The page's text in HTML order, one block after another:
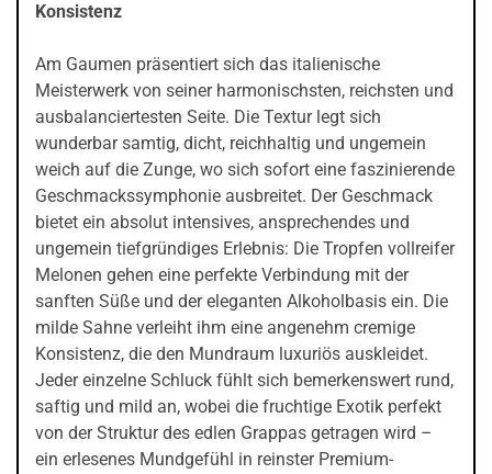
Konsistenz
Am Gaumen präsentiert sich das italienische
Meisterwerk von seiner harmonischsten, reichsten und
ausbalanciertesten Seite. Die Textur legt sich
wunderbar samtig, dicht, reichhaltig und ungemein
weich auf die Zunge, wo sich sofort eine faszinierende
Geschmackssymphonie ausbreitet. Der Geschmack
bietet ein absolut intensives, ansprechendes und
ungemein tiefgründiges Erlebnis: Die Tropfen vollreifer
Melonen gehen eine perfekte Verbindung mit der
sanften Süße und der eleganten Alkoholbasis ein. Die
milde Sahne verleiht ihm eine angenehm cremige
Konsistenz, die den Mundraum luxuriös auskleidet.
Jeder einzelne Schluck fühlt sich bemerkenswert rund,
saftig und mild an, wobei die fruchtige Exotik perfekt
von der Struktur des edlen Grappas getragen wird –
ein erlesenes Mundgefühl in reinster Premium-